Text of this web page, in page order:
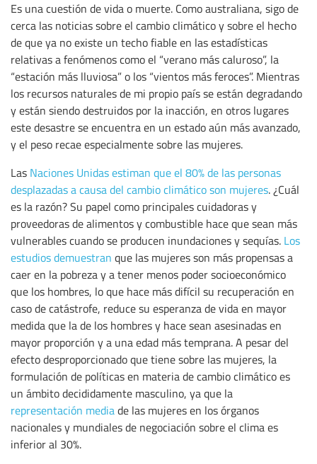
Es una cuestión de vida o muerte. Como australiana, sigo de
cerca las noticias sobre el cambio climático y sobre el hecho
de que ya no existe un techo fiable en las estadísticas
relativas a fenómenos como el “verano más caluroso”, la
“estación más lluviosa” o los “vientos más feroces”. Mientras
los recursos naturales de mi propio país se están degradando
y están siendo destruidos por la inacción, en otros lugares
este desastre se encuentra en un estado aún más avanzado,
y el peso recae especialmente sobre las mujeres.
Las Naciones Unidas estiman que el 80% de las personas
desplazadas a causa del cambio climático son mujeres. ¿Cuál
es la razón? Su papel como principales cuidadoras y
proveedoras de alimentos y combustible hace que sean más
vulnerables cuando se producen inundaciones y sequías. Los
estudios demuestran que las mujeres son más propensas a
caer en la pobreza y a tener menos poder socioeconómico
que los hombres, lo que hace más difícil su recuperación en
caso de catástrofe, reduce su esperanza de vida en mayor
medida que la de los hombres y hace sean asesinadas en
mayor proporción y a una edad más temprana. A pesar del
efecto desproporcionado que tiene sobre las mujeres, la
formulación de políticas en materia de cambio climático es
un ámbito decididamente masculino, ya que la
representación mediade las mujeres en los órganos
nacionales y mundiales de negociación sobre el clima es
inferior al 30%.